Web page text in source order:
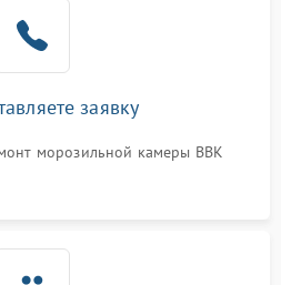
заявку
морозильной камеры BBK